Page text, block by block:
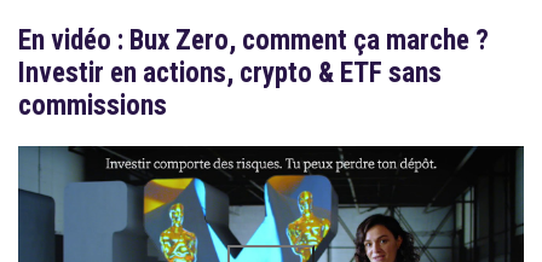
En vidéo : Bux Zero, comment ça marche ?
Investir en actions, crypto & ETF sans
commissions